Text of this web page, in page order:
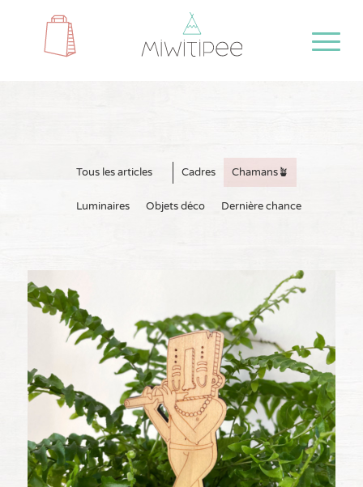
Tous les articles Cadres Chamans🪴
Luminaires Objets déco Dernière chance